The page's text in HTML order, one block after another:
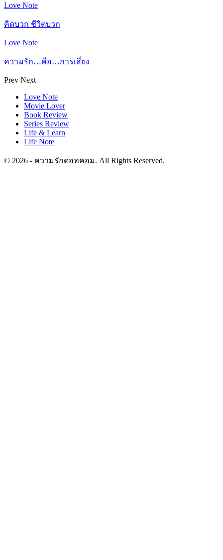
Love Note
คิดบวก ชีวิตบวก
Love Note
ความรัก…คือ…การเสี่ยง
Prev Next
Love Note
Movie Lover
Book Review
Series Review
Life & Learn
Life Note
© 2026 - ความรักดอทคอม. All Rights Reserved.